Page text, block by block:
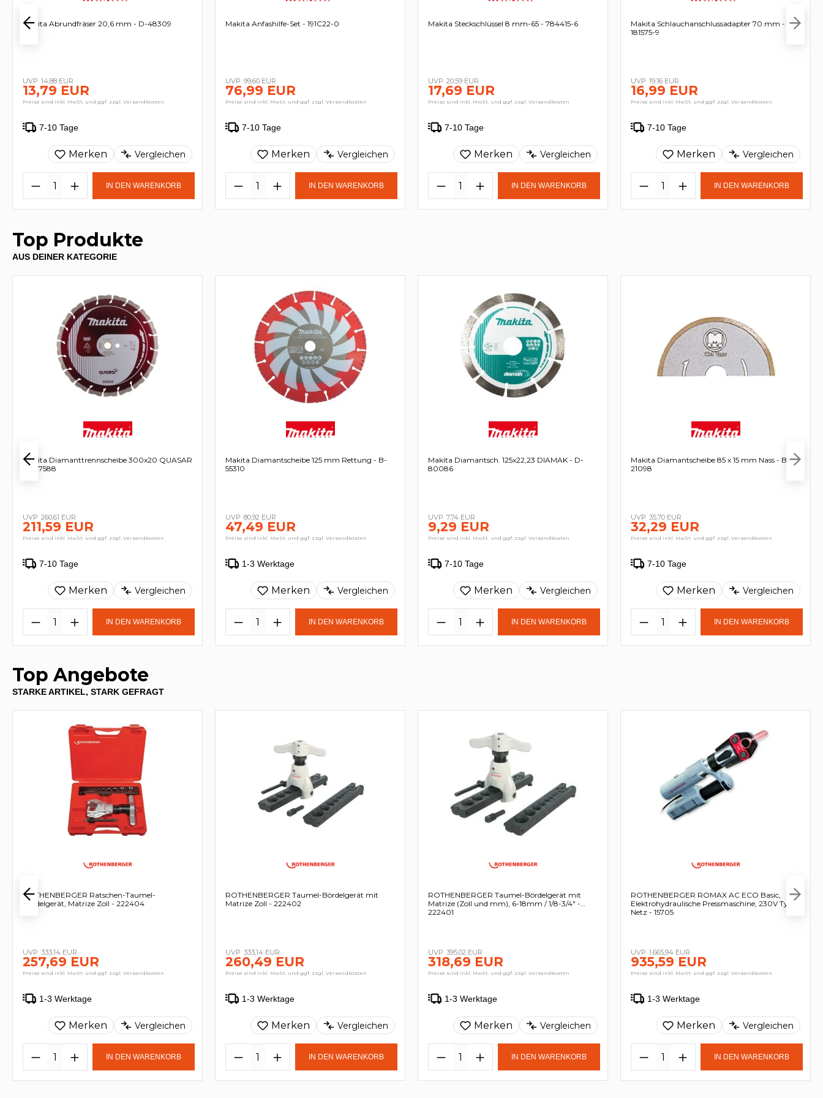
Makita Abrundfräser 20,6 mm - D-48309
14,88 EUR
13,79 EUR
Preise sind inkl. MwSt. und ggf. zzgl. Versandkosten
7-10 Tage
Merken Vergleichen
IN DEN WARENKORB
Makita Anfashilfe-Set - 191C22-0
99,60 EUR
76,99 EUR
Preise sind inkl. MwSt. und ggf. zzgl. Versandkosten
7-10 Tage
Merken Vergleichen
IN DEN WARENKORB
Makita Steckschlüssel 8 mm-65 - 784415-6
20,59 EUR
17,69 EUR
Preise sind inkl. MwSt. und ggf. zzgl. Versandkosten
7-10 Tage
Merken Vergleichen
IN DEN WARENKORB
Makita Schlauchanschlussadapter 70 mm -
181575-9
19,16 EUR
16,99 EUR
Preise sind inkl. MwSt. und ggf. zzgl. Versandkosten
7-10 Tage
Merken Vergleichen
IN DEN WARENKORB
Top Produkte
AUS DEINER KATEGORIE
Makita Diamanttrennscheibe 300x20 QUASAR
- B-17588
260,61 EUR
211,59 EUR
Preise sind inkl. MwSt. und ggf. zzgl. Versandkosten
7-10 Tage
Merken Vergleichen
IN DEN WARENKORB
Makita Diamantscheibe 125 mm Rettung - B-
55310
80,92 EUR
47,49 EUR
Preise sind inkl. MwSt. und ggf. zzgl. Versandkosten
1-3 Werktage
Merken Vergleichen
IN DEN WARENKORB
Makita Diamantsch. 125x22,23 DIAMAK - D-
80086
7,74 EUR
9,29 EUR
Preise sind inkl. MwSt. und ggf. zzgl. Versandkosten
7-10 Tage
Merken Vergleichen
IN DEN WARENKORB
Makita Diamantscheibe 85 x 15 mm Nass - B-
21098
35,70 EUR
32,29 EUR
Preise sind inkl. MwSt. und ggf. zzgl. Versandkosten
7-10 Tage
Merken Vergleichen
IN DEN WARENKORB
Top Angebote
STARKE ARTIKEL, STARK GEFRAGT
ROTHENBERGER Ratschen-Taumel-
Bördelgerät, Matrize Zoll - 222404
333,14 EUR
257,69 EUR
Preise sind inkl. MwSt. und ggf. zzgl. Versandkosten
1-3 Werktage
Merken Vergleichen
IN DEN WARENKORB
ROTHENBERGER Taumel-Bördelgerät mit
Matrize Zoll - 222402
333,14 EUR
260,49 EUR
Preise sind inkl. MwSt. und ggf. zzgl. Versandkosten
1-3 Werktage
Merken Vergleichen
IN DEN WARENKORB
ROTHENBERGER Taumel-Bördelgerät mit
Matrize (Zoll und mm), 6-18mm / 1/8-3/4″ -
222401
395,02 EUR
318,69 EUR
Preise sind inkl. MwSt. und ggf. zzgl. Versandkosten
1-3 Werktage
Merken Vergleichen
IN DEN WARENKORB
ROTHENBERGER ROMAX AC ECO Basic,
Elektrohydraulische Pressmaschine, 230V Typ C
Netz - 15705
1.665,94 EUR
935,59 EUR
Preise sind inkl. MwSt. und ggf. zzgl. Versandkosten
1-3 Werktage
Merken Vergleichen
IN DEN WARENKORB